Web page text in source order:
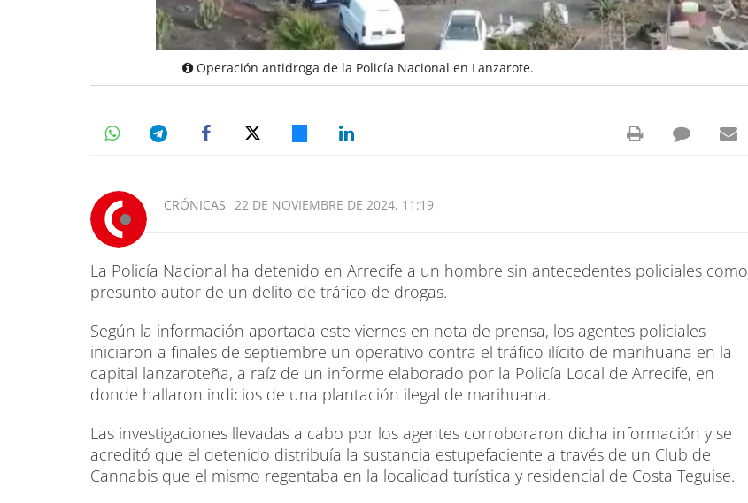
Operación antidroga de la Policía Nacional en Lanzarote.
CRÓNICAS 22 DE NOVIEMBRE DE 2024, 11:19
La Policía Nacional ha detenido en Arrecife a un hombre sin antecedentes policiales como
presunto autor de un delito de tráfico de drogas.
Según la información aportada este viernes en nota de prensa, los agentes policiales
iniciaron a finales de septiembre un operativo contra el tráfico ilícito de marihuana en la
capital lanzaroteña, a raíz de un informe elaborado por la Policía Local de Arrecife, en
donde hallaron indicios de una plantación ilegal de marihuana.
Las investigaciones llevadas a cabo por los agentes corroboraron dicha información y se
acreditó que el detenido distribuía la sustancia estupefaciente a través de un Club de
Cannabis que el mismo regentaba en la localidad turística y residencial de Costa Teguise.